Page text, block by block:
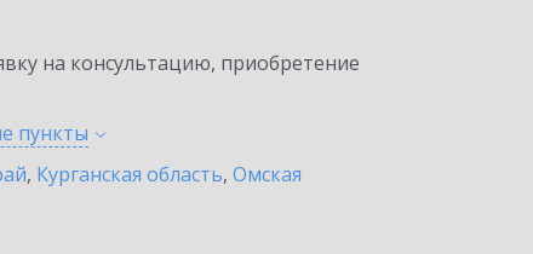
на консультацию, приобретение
пункты
, Курганская область, Омская